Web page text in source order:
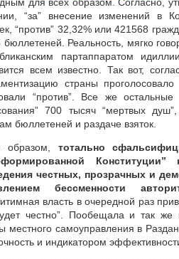
“за” внесение изменений в
“против” 32,32% или 421568
бюллетеней. Реальность, мягко
партаппаратом
всем известно. Так вот, с
страны
“против”. Все же
700 тысяч “мертвых
бюллетеней и раздаче взяток.
образом, тотально
честных, прозрачных и
бессменности
власть в очередной раз
честно”. Пообещала и так
местного самоуправления в
и индикатором